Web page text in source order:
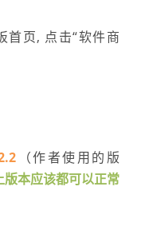
首页, 点击“软件商
（作者使用的版
本应该都可以正常